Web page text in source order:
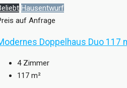
Hausentwurf
auf Anfrage
Doppelhaus Duo 117
4 Zimmer
117 m²